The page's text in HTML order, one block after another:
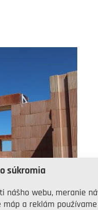
súkromia
nášho webu, meranie
a reklám